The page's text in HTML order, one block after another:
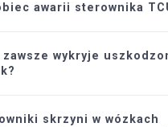
awarii sterownika
zawsze wykryje
skrzyni w wózkach